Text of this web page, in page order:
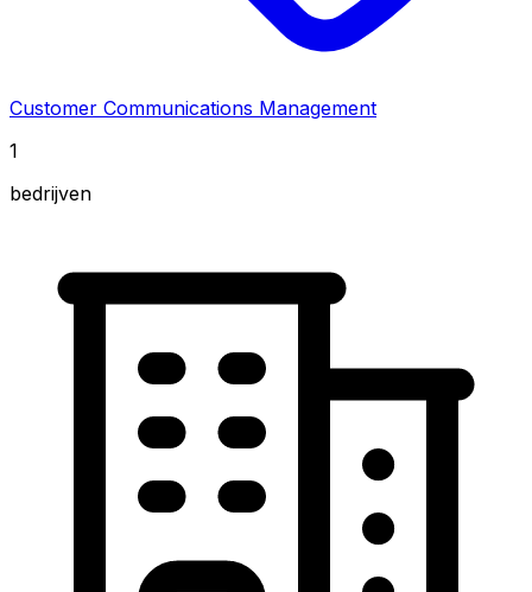
Customer Communications Management
1
bedrijven